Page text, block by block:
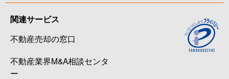
関連サービス
不動産売却の窓口
不動産業界M&A相談センタ
ー